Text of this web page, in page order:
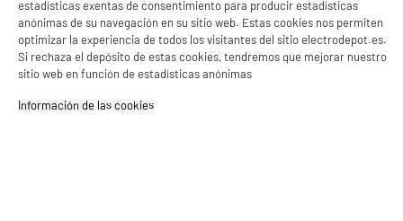
★★★★★
★★★★★
4.5/5 (159)
compare_product
estadísticas exentas de consentimiento para producir estadísticas
anónimas de su navegación en su sitio web. Estas cookies nos permiten
optimizar la experiencia de todos los visitantes del sitio electrodepot.es.
Si rechaza el depósito de estas cookies, tendremos que mejorar nuestro
sitio web en función de estadísticas anónimas
Información de las cookies‎